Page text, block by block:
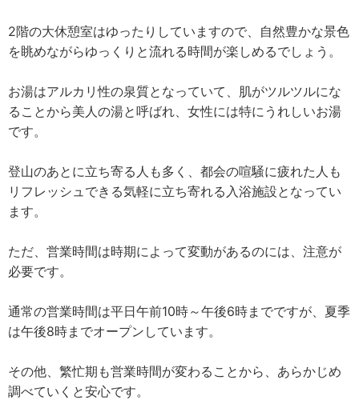
2階の大休憩室はゆったりしていますので、自然豊かな景色
を眺めながらゆっくりと流れる時間が楽しめるでしょう。
お湯はアルカリ性の泉質となっていて、肌がツルツルにな
ることから美人の湯と呼ばれ、女性には特にうれしいお湯
です。
登山のあとに立ち寄る人も多く、都会の喧騒に疲れた人も
リフレッシュできる気軽に立ち寄れる入浴施設となってい
ます。
ただ、営業時間は時期によって変動があるのには、注意が
必要です。
通常の営業時間は平日午前10時～午後6時までですが、夏季
は午後8時までオープンしています。
その他、繁忙期も営業時間が変わることから、あらかじめ
調べていくと安心です。